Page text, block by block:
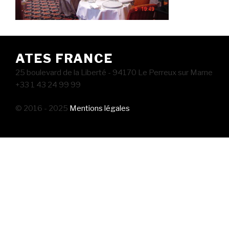
ATES FRANCE
25 boulevard de la Liberté - 94170 Le Perreux sur Marne
+33 1 43 24 99 99
© 2016 - 2025 Mentions légales